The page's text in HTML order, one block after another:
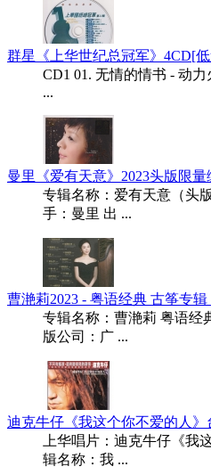
群星《上华世纪总冠军》4CD[
CD1 01. 无情的情书 - 动
...
曼里《爱有天意》2023头版限
专辑名称：爱有天意（头
手：曼里 出 ...
曹滟莉2023 - 粤语经典 古筝专
专辑名称：曹滟莉 粤语经
版公司：广 ...
迪克牛仔《我这个你不爱的人
上华唱片：迪克牛仔《我
辑名称：我 ...